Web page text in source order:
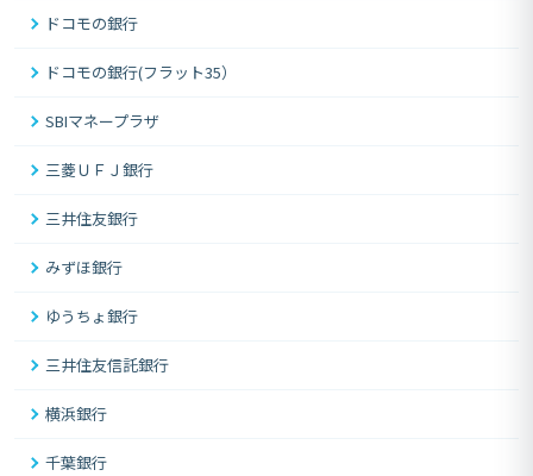
ドコモの銀行
ドコモの銀行(フラット35）
SBIマネープラザ
三菱ＵＦＪ銀行
三井住友銀行
みずほ銀行
ゆうちょ銀行
三井住友信託銀行
横浜銀行
千葉銀行